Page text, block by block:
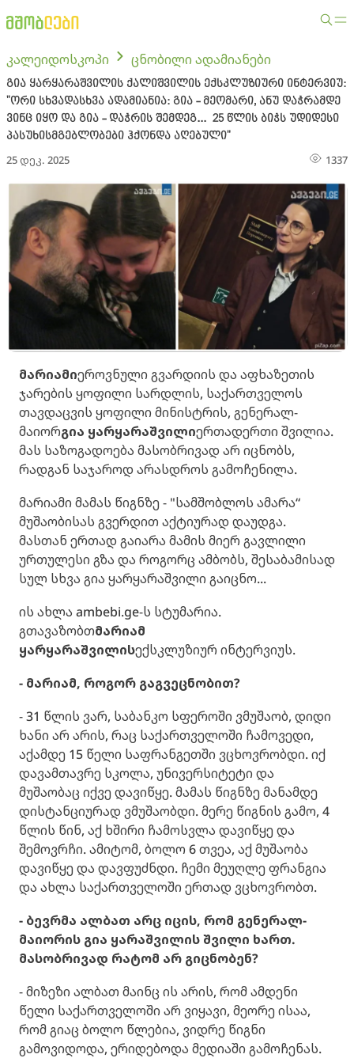
კალეიდოსკოპი ცნობილი ადამიანები
გია ყარყარაშვილის ქალიშვილის ექსკლუზიური ინტერვიუ:
"ორი სხვა­დას­ხვა ადა­მი­ა­ნია: გია - მე­ო­მა­რი, ანუ დაჭ­რამ­დე
ვინც იყო და გია - დაჭ­რის შემ­დეგ... 25 წლის ბიჭს უდიდესი
პასუხისმგებლობები ჰქონდა აღებული"
25 დეკ. 2025 1337
მარიამიეროვნული გვარდიის და აფხაზეთის
ჯარების ყოფილი სარდლის, საქართველოს
თავდაცვის ყოფილი მინისტრის, გენერალ-
მაიორგია ყარყარაშვილიერთადერთი შვილია.
მას საზოგადოება მასობრივად არ იცნობს,
რადგან საჯაროდ არასდროს გამოჩენილა.
მარიამი მამას წიგნზე - "სამშობლოს ამარა“
მუშაობისას გვერდით აქტიურად დაუდგა.
მასთან ერთად გაიარა მამის მიერ გავლილი
ურთულესი გზა და როგორც ამბობს, შესაბამისად
სულ სხვა გია ყარყარაშვილი გაიცნო...
ის ახლა ambebi.ge-ს სტუმარია.
გთავაზობთმარიამ
ყარყარაშვილისექსკლუზიურ ინტერვიუს.
- მარიამ, როგორ გაგვეცნობით?
- 31 წლის ვარ, საბანკო სფეროში ვმუშაობ, დიდი
ხანი არ არის, რაც საქართველოში ჩამოვედი,
აქამდე 15 წელი საფრანგეთში ვცხოვრობდი. იქ
დავამთავრე სკოლა, უნივერსიტეტი და
მუშაობაც იქვე დავიწყე. მამას წიგნზე მანამდე
დისტანციურად ვმუშაობდი. მერე წიგნის გამო, 4
წლის წინ, აქ ხშირი ჩამოსვლა დავიწყე და
შემოვრჩი. ამიტომ, ბოლო 6 თვეა, აქ მუშაობა
დავიწყე და დავფუძნდი. ჩემი მეუღლე ფრანგია
და ახლა საქართველოში ერთად ვცხოვრობთ.
- ბევრმა ალბათ არც იცის, რომ გენერალ-
მაიორის გია ყარაშვილის შვილი ხართ.
მასობრივად რატომ არ გიცნობენ?
- მიზეზი ალბათ მაინც ის არის, რომ ამდენი
წელი საქართველოში არ ვიყავი, მეორე ისაა,
რომ გიაც ბოლო წლებია, ვიდრე წიგნი
გამოვიდოდა, ერიდებოდა მედიაში გამოჩენას.